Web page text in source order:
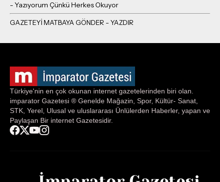
- Yazıyorum Çünkü Herkes Okuyor
Türkiye'nin en çok okunan internet gazetelerinden biri olan.
imparator Gazetesi ® Genelde Mağazin, Spor, Kültür- Sanat,
STK, Yerel, Ulusal ve uluslararası Ünlülerden Haberler, yapan ve
Paylaşan Bir internet Gazetesidir.